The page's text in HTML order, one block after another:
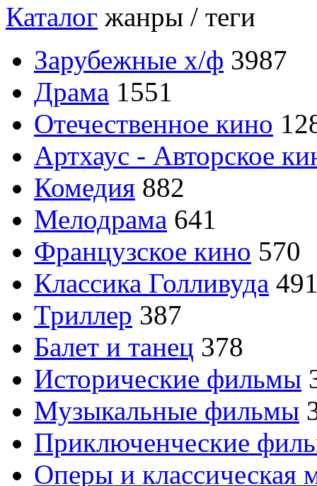
Каталог жанры / теги
Зарубежные х/ф 3987
Драма 1551
Отечественное кино
Артхаус - Авторское
Комедия 882
Мелодрама 641
Французское кино 570
Классика Голливуда
Триллер 387
Балет и танец 378
Исторические фильмы
Музыкальные фильмы
Приключенческие
Оперы и классическая